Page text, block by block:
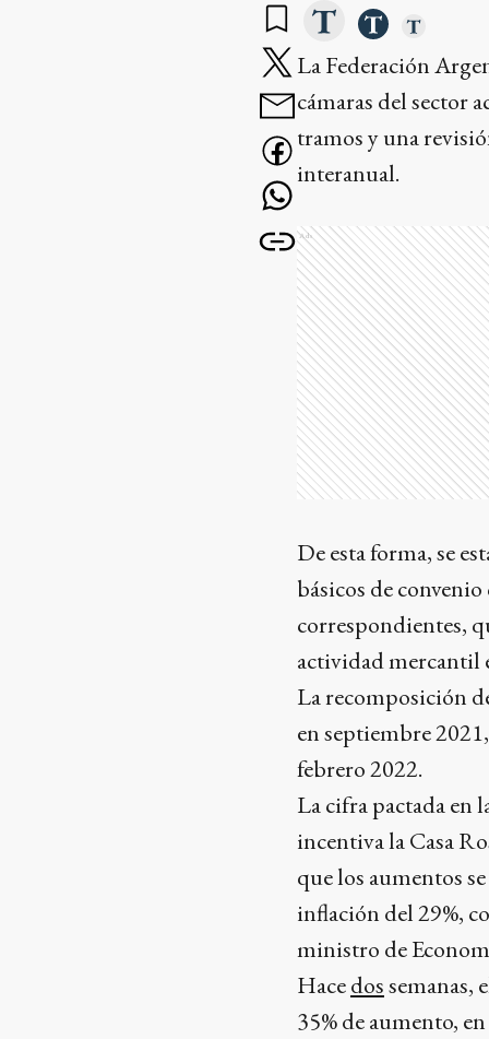
La Federación
cámaras del sector
tramos y una
interanual.
Ads
De esta forma, se
básicos de
correspondientes,
actividad mercantil
La recomposición
en septiembre
febrero 2022.
La cifra pactada en
incentiva la Casa
que los aumentos
inflación del 29%,
ministro de
Hacedossemanas,
35% de aumento,